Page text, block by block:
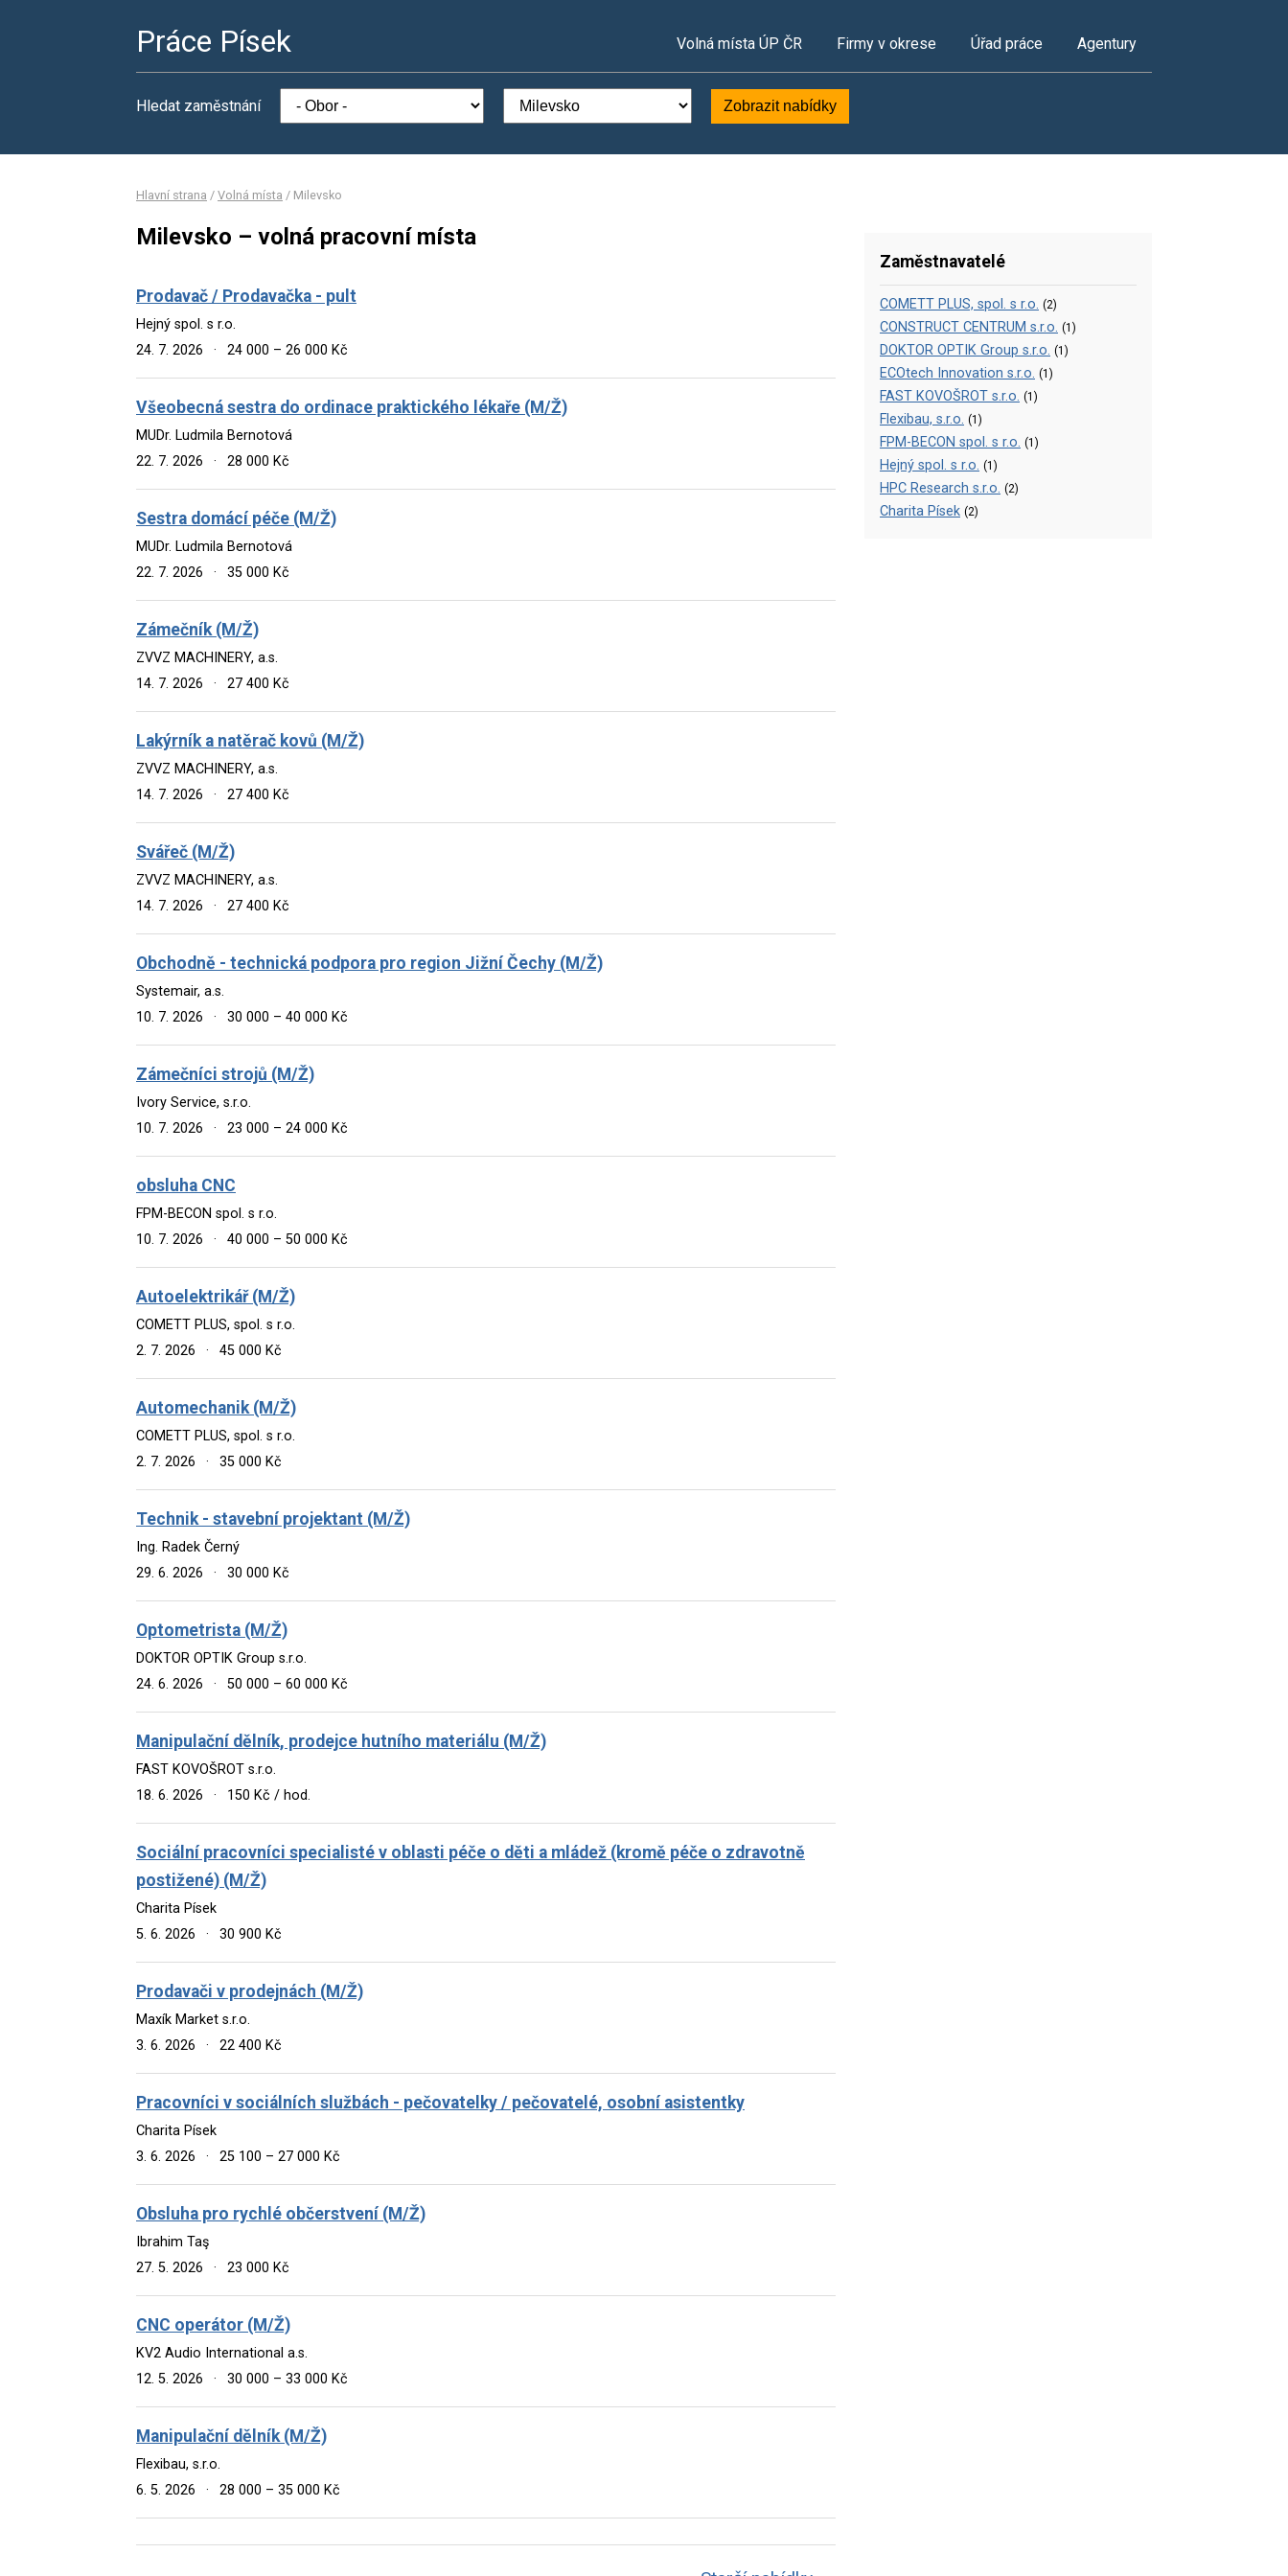
Práce Písek Volná místa ÚP ČR Firmy v okrese Úřad práce Agentury
Hledat zaměstnání Zobrazit nabídky
Hlavní strana / Volná místa / Milevsko
Milevsko – volná pracovní místa
Prodavač / Prodavačka - pult
Hejný spol. s r.o.
24. 7. 2026
· 24 000 – 26 000 Kč
Všeobecná sestra do ordinace praktického lékaře (M/Ž)
MUDr. Ludmila Bernotová
22. 7. 2026
· 28 000 Kč
Sestra domácí péče (M/Ž)
MUDr. Ludmila Bernotová
22. 7. 2026
· 35 000 Kč
Zámečník (M/Ž)
ZVVZ MACHINERY, a.s.
14. 7. 2026
· 27 400 Kč
Lakýrník a natěrač kovů (M/Ž)
ZVVZ MACHINERY, a.s.
14. 7. 2026
· 27 400 Kč
Svářeč (M/Ž)
ZVVZ MACHINERY, a.s.
14. 7. 2026
· 27 400 Kč
Obchodně - technická podpora pro region Jižní Čechy (M/Ž)
Systemair, a.s.
10. 7. 2026
· 30 000 – 40 000 Kč
Zámečníci strojů (M/Ž)
Ivory Service, s.r.o.
10. 7. 2026
· 23 000 – 24 000 Kč
obsluha CNC
FPM-BECON spol. s r.o.
10. 7. 2026
· 40 000 – 50 000 Kč
Autoelektrikář (M/Ž)
COMETT PLUS, spol. s r.o.
2. 7. 2026
· 45 000 Kč
Automechanik (M/Ž)
COMETT PLUS, spol. s r.o.
2. 7. 2026
· 35 000 Kč
Technik - stavební projektant (M/Ž)
Ing. Radek Černý
29. 6. 2026
· 30 000 Kč
Optometrista (M/Ž)
DOKTOR OPTIK Group s.r.o.
24. 6. 2026
· 50 000 – 60 000 Kč
Manipulační dělník, prodejce hutního materiálu (M/Ž)
FAST KOVOŠROT s.r.o.
18. 6. 2026
· 150 Kč / hod.
Sociální pracovníci specialisté v oblasti péče o děti a mládež (kromě péče o zdravotně
postižené) (M/Ž)
Charita Písek
5. 6. 2026
· 30 900 Kč
Prodavači v prodejnách (M/Ž)
Maxík Market s.r.o.
3. 6. 2026
· 22 400 Kč
Pracovníci v sociálních službách - pečovatelky / pečovatelé, osobní asistentky
Charita Písek
3. 6. 2026
· 25 100 – 27 000 Kč
Obsluha pro rychlé občerstvení (M/Ž)
Ibrahim Taş
27. 5. 2026
· 23 000 Kč
CNC operátor (M/Ž)
KV2 Audio International a.s.
12. 5. 2026
· 30 000 – 33 000 Kč
Manipulační dělník (M/Ž)
Flexibau, s.r.o.
6. 5. 2026
· 28 000 – 35 000 Kč
Zaměstnavatelé
COMETT PLUS, spol. s r.o. (2)
CONSTRUCT CENTRUM s.r.o. (1)
DOKTOR OPTIK Group s.r.o. (1)
ECOtech Innovation s.r.o. (1)
FAST KOVOŠROT s.r.o. (1)
Flexibau, s.r.o. (1)
FPM-BECON spol. s r.o. (1)
Hejný spol. s r.o. (1)
HPC Research s.r.o. (2)
Charita Písek (2)